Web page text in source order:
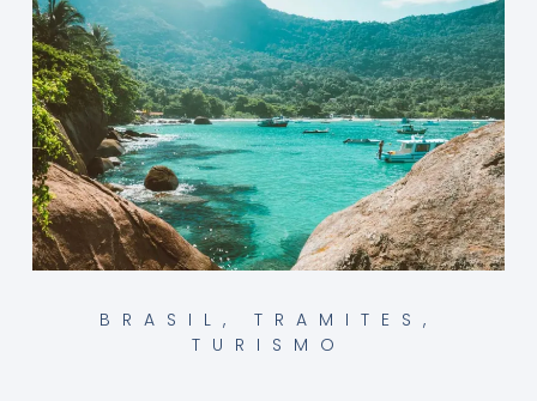
BRASIL , TRAMITES ,
TURISMO